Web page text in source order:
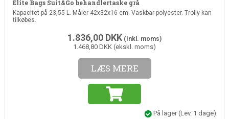
Elite Bags Suit&Go behandlertaske grå
Kapacitet på 23,55 L. Måler 42x32x16 cm. Vaskbar polyester. Trolly kan
tilkøbes.
1.836,00 DKK (Inkl. moms)
1.468,80 DKK (ekskl. moms)
LÆS MERE
På lager(Lev. 1 dage)